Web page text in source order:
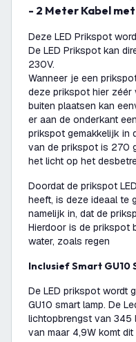
- 2 Meter Kabel
Deze LED Prikspot
De LED Prikspot kan
230V.
Wanneer je een
deze prikspot hier
buiten plaatsen kan
er aan de onderkant
prikspot gemakkelijk in
van de prikspot is 270
het licht op het
Doordat de prikspot
heeft, is deze ideaal te
namelijk in, dat de
Hierdoor is de prikspot
water, zoals regen
Inclusief Smart GU10
De LED prikspot wordt
GU10 smart lamp. De
lichtopbrengst van 345
van maar 4,9W komt